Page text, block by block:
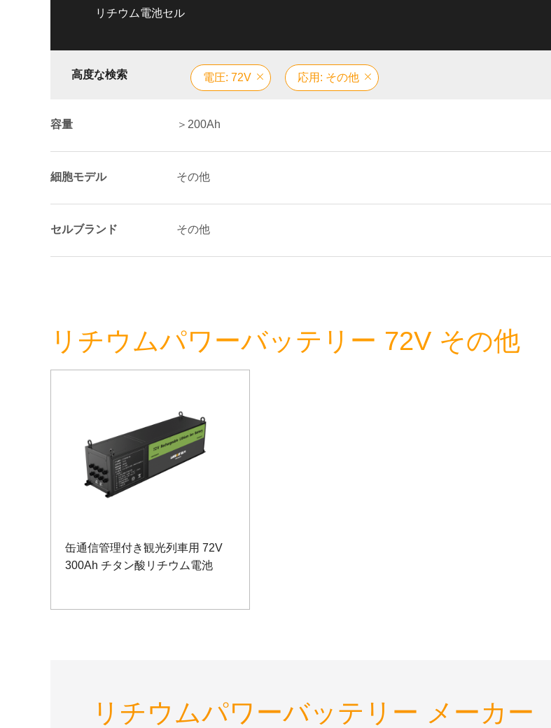
リチウム電池セル
高度な検索 電圧: 72V 応用: その他
容量 ＞200Ah
細胞モデル その他
セルブランド その他
リチウムパワーバッテリー 72V その他
缶通信管理付き観光列車用 72V
300Ah チタン酸リチウム電池
リチウムパワーバッテリー メーカー